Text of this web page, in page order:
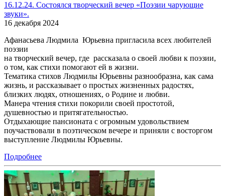
16.12.24. Состоялся творческий вечер «Поэзии чарующие
звуки».
16 декабря 2024
Афанасьева Людмила Юрьевна пригласила всех любителей
поэзии
на творческий вечер, где рассказала о своей любви к поэзии,
о том, как стихи помогают ей в жизни.
Тематика стихов Людмилы Юрьевны разнообразна, как сама
жизнь, и рассказывает о простых жизненных радостях,
близких людях, отношениях, о Родине и любви.
Манера чтения стихи покорили своей простотой,
душевностью и притягательностью.
Отдыхающие пансионата с огромным удовольствием
поучаствовали в поэтическом вечере и приняли с восторгом
выступление Людмилы Юрьевны.
Подробнее